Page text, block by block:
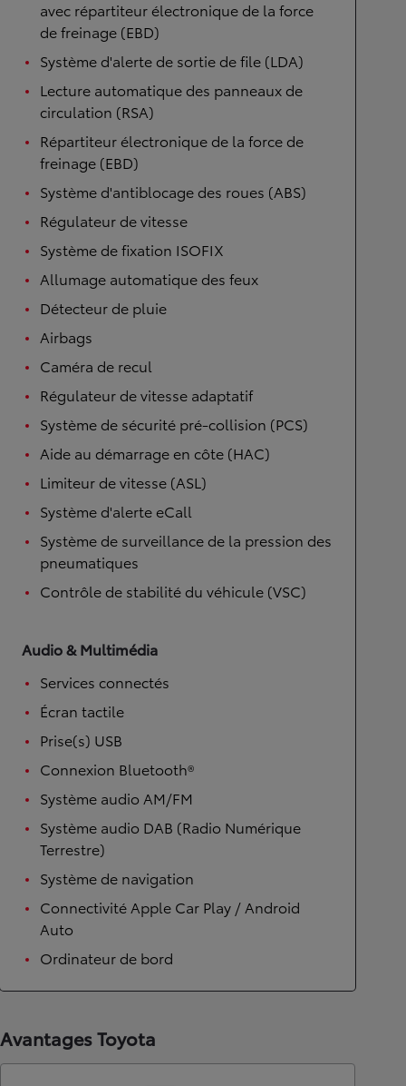
avec répartiteur électronique de la force
de freinage (EBD)
Système d'alerte de sortie de file (LDA)
Lecture automatique des panneaux de
circulation (RSA)
Répartiteur électronique de la force de
freinage (EBD)
Système d'antiblocage des roues (ABS)
Régulateur de vitesse
Système de fixation ISOFIX
Allumage automatique des feux
Détecteur de pluie
Airbags
Caméra de recul
Régulateur de vitesse adaptatif
Système de sécurité pré-collision (PCS)
Aide au démarrage en côte (HAC)
Limiteur de vitesse (ASL)
Système d'alerte eCall
Système de surveillance de la pression des
pneumatiques
Contrôle de stabilité du véhicule (VSC)
Audio & Multimédia
Services connectés
Écran tactile
Prise(s) USB
Connexion Bluetooth®
Système audio AM/FM
Système audio DAB (Radio Numérique
Terrestre)
Système de navigation
Connectivité Apple Car Play / Android
Auto
Ordinateur de bord
Avantages Toyota